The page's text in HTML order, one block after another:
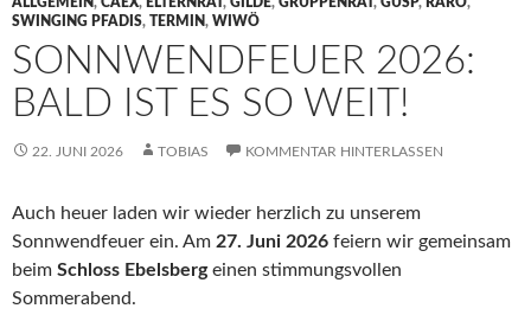
SWINGING PFADIS, TERMIN, WIWÖ
SONNWENDFEUER 2026:
BALD IST ES SO WEIT!
22. JUNI 2026 TOBIAS KOMMENTAR HINTERLASSEN
Auch heuer laden wir wieder herzlich zu unserem
Sonnwendfeuer ein. Am 27. Juni 2026 feiern wir gemeinsam
beim Schloss Ebelsbergeinen stimmungsvollen
Sommerabend.